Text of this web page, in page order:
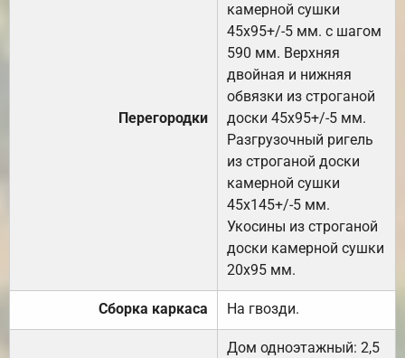
Перегородки
камерной сушки
45х95+/-5 мм. с шагом
590 мм. Верхняя
двойная и нижняя
обвязки из строганой
доски 45х95+/-5 мм.
Разгрузочный ригель
из строганой доски
камерной сушки
45х145+/-5 мм.
Укосины из строганой
доски камерной сушки
20х95 мм.
Сборка каркаса На гвозди.
Дом одноэтажный: 2,5